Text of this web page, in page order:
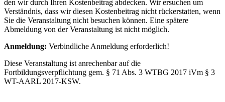
den wir durch Ihren Kostenbeitrag abdecken. Wir ersuchen um
Verständnis, dass wir diesen Kostenbeitrag nicht rückerstatten, wenn
Sie die Veranstaltung nicht besuchen können. Eine spätere
Abmeldung von der Veranstaltung ist nicht möglich.
Anmeldung: Verbindliche Anmeldung erforderlich!
Diese Veranstaltung ist anrechenbar auf die
Fortbildungsverpflichtung gem. § 71 Abs. 3 WTBG 2017 iVm § 3
WT-AARL 2017-KSW.